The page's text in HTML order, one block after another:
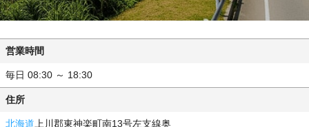
営業時間
毎日 08:30 ～ 18:30
住所
北海道 上川郡東神楽町南13号左支線奥